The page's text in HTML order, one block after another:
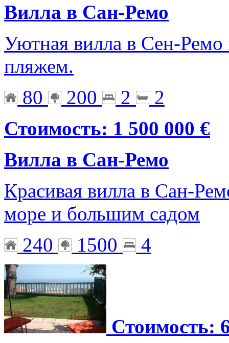
Вилла в Сан-Ремо
Уютная вилла в Сен-Ремо
пляжем.
80
200 2
2
Стоимость: 1 500 000 €
Вилла в Сан-Ремо
Красивая вилла в Сан-
море и большим садом
240
1500 4
Стоимость: